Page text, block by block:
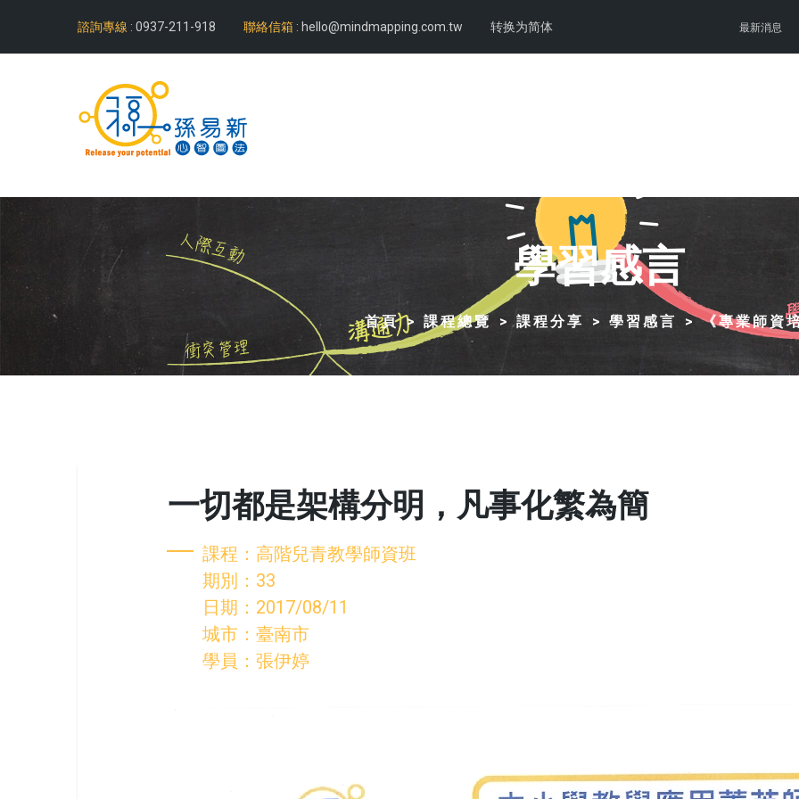
諮詢專線 : 0937-211-918 聯絡信箱 : hello@mindmapping.com.tw 转换为简体 最新消息
學習感言
首頁 課程總覽 課程分享 學習感言 《專業師資
一切都是架構分明，凡事化繁為簡
課程：高階兒青教學師資班
期別：33
日期：2017/08/11
城市：臺南市
學員：張伊婷